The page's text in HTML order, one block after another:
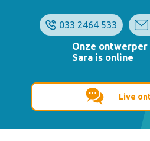
033 2464 533
Onze ontwerper
Sara is online
Live